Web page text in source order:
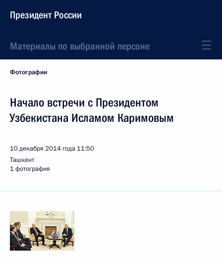
Президент России
Материалы по выбранной персоне
Фотографии
Начало встречи с Президентом
Узбекистана Исламом Каримовым
10 декабря 2014 года 11:50
Ташкент
1 фотография